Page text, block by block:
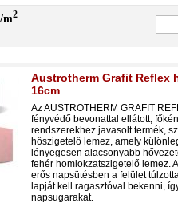
m2
Austrotherm Grafit Reflex
16cm
Az AUSTROTHERM GRAFIT
fényvédő bevonattal ellátott,
rendszerekhez javasolt termék,
hőszigetelő lemez, amely
lényegesen alacsonyabb
fehér homlokzatszigetelő lemez.
erős napsütésben a felület
lapját kell ragasztóval bekenni,
napsugarakat.